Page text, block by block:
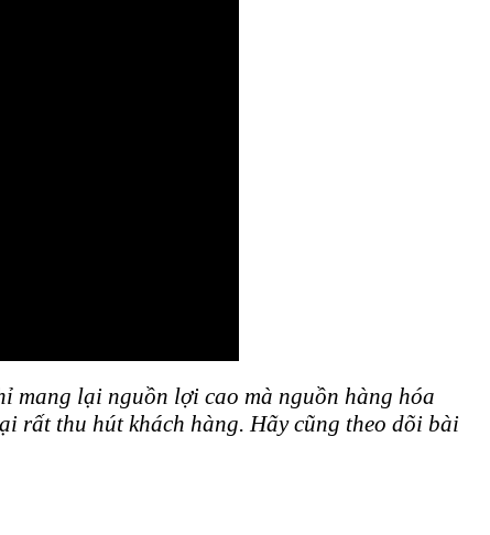
mang lại nguồn lợi cao mà nguồn hàng hóa
rất thu hút khách hàng. Hãy cũng theo dõi bài